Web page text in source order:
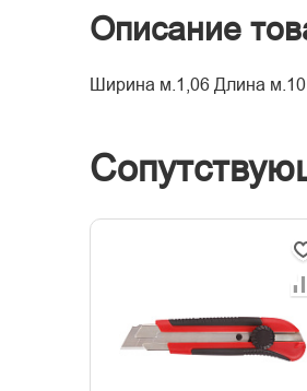
Описание
Ширина м.1,06 Длина